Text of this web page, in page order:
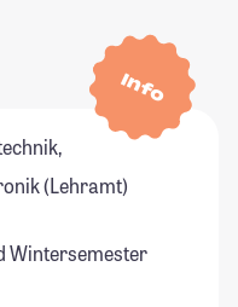
Info
(Lehramt)
Wintersemester